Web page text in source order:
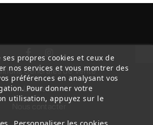
Générales de Vente
Livraison
propres cookies et ceux de
nos services et vous montrer des
préférences en analysant vos
Pour donner votre
utilisation, appuyez sur le
Personnaliser les cookies